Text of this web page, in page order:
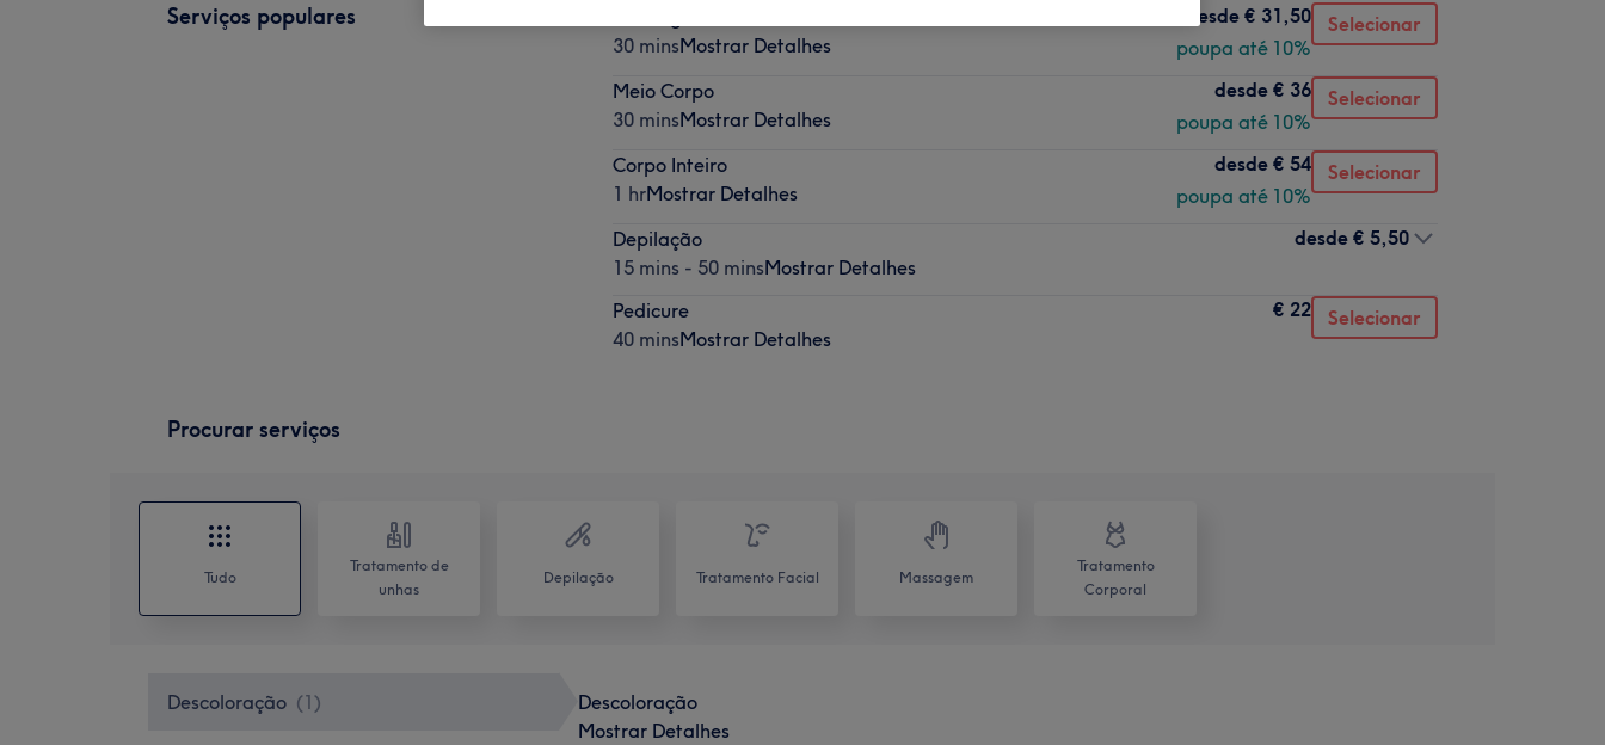
Serviços populares
30 minsMostrar Detalhes
desde € 31,50
poupa até 10%
Selecionar
Meio Corpo
30 minsMostrar Detalhes
desde € 36
poupa até 10%
Selecionar
Corpo Inteiro
1 hrMostrar Detalhes
desde € 54
poupa até 10%
Selecionar
Depilação
15 mins - 50 minsMostrar Detalhes
desde € 5,50
Pedicure
40 minsMostrar Detalhes
€ 22 Selecionar
Procurar serviços
Tudo
Tratamento de
unhas
Depilação Tratamento Facial Massagem
Tratamento
Corporal
Descoloração (1 )
Descoloração
Mostrar Detalhes